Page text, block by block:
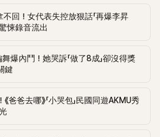
回！女代表失控放狠話「再爆李昇
悚錄音流出
舞爆內鬥！她哭訴「做了8成」卻沒得獎
鍵
爸爸去哪》「小哭包」民國同遊AKMU秀